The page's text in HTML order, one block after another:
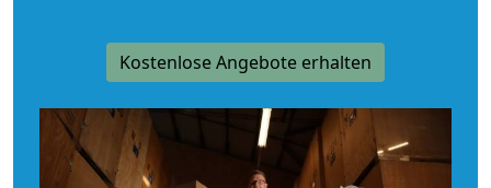
Kostenlose Angebote erhalten